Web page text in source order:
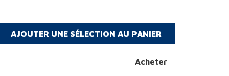
Acheter